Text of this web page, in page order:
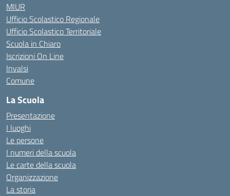
MIUR
Ufficio Scolastico Regionale
Ufficio Scolastico Territoriale
Scuola in Chiaro
Iscrizioni On Line
Invalsi
Comune
La Scuola
Presentazione
I luoghi
Le persone
I numeri della scuola
Le carte della scuola
Organizzazione
La storia